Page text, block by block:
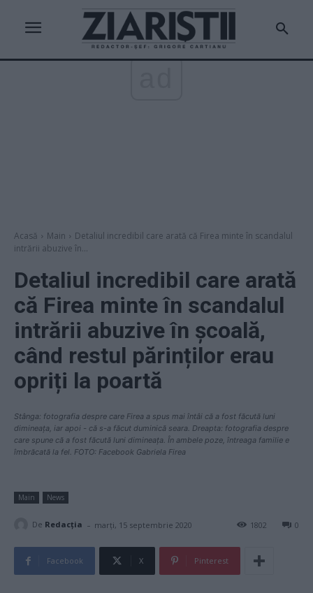
Acasă Main
Detaliul incredibil care arată că Firea minte în scandalul
intrării abuzive în...
Detaliul incredibil care arată
că Firea minte în scandalul
intrării abuzive în școală,
când restul părinților erau
opriți la poartă
Stânga: fotografia despre care Firea a spus mai întâi că a fost făcută luni
dimineața, iar apoi - că s-a făcut duminică seara. Dreapta: fotografia despre
care spune că a fost făcută luni dimineața. În ambele poze, întreaga familie e
îmbrăcată la fel. FOTO: Facebook Gabriela Firea
Main News
De Redacţia - marți, 15 septembrie 2020 0
1802
Facebook X Pinterest